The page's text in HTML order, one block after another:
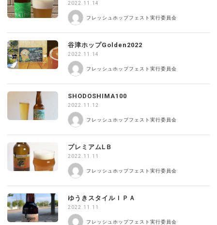
2022.11.14
フレッシュホップフェスト実行委員会
谷津ホップGolden2022
2022.11.14
フレッシュホップフェスト実行委員会
SHODOSHIMA100
2022.11.12
フレッシュホップフェスト実行委員会
プレミアムⅬＢ
2022.11.11
フレッシュホップフェスト実行委員会
ゆうきスタイルＩＰＡ
2022.11.11
フレッシュホップフェスト実行委員会